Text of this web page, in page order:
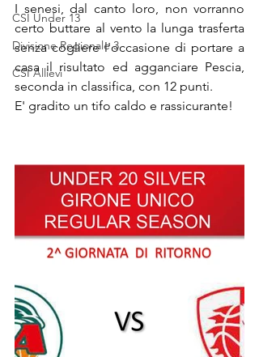
CSI Under 13
Divisione Regionale 3
CSI Allievi
I senesi, dal canto loro, non vorranno
certo buttare al vento la lunga trasferta
senza cogliere l'occasione di portare a
casa il risultato ed agganciare Pescia,
seconda in classifica, con 12 punti.
E' gradito un tifo caldo e rassicurante!